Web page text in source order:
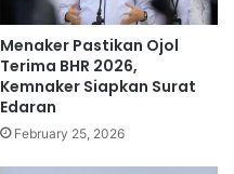
Menaker Pastikan Ojol
Terima BHR 2026,
Kemnaker Siapkan Surat
Edaran
February 25, 2026